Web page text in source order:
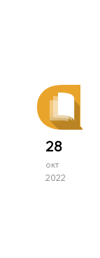
28
окт
2022